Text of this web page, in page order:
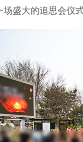
盛大的追思会仪